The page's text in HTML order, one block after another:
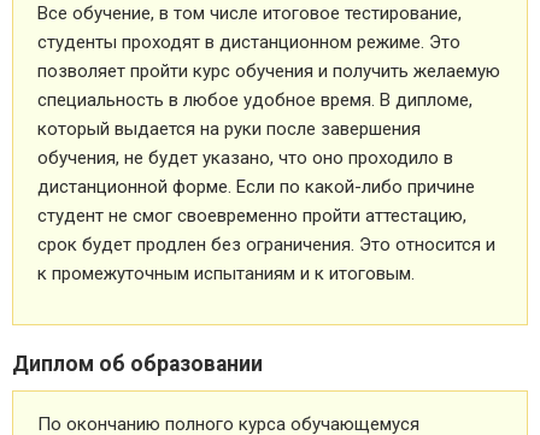
Все обучение, в том числе итоговое тестирование,
студенты проходят в дистанционном режиме. Это
позволяет пройти курс обучения и получить желаемую
специальность в любое удобное время. В дипломе,
который выдается на руки после завершения
обучения, не будет указано, что оно проходило в
дистанционной форме. Если по какой-либо причине
студент не смог своевременно пройти аттестацию,
срок будет продлен без ограничения. Это относится и
к промежуточным испытаниям и к итоговым.
Диплом об образовании
По окончанию полного курса обучающемуся